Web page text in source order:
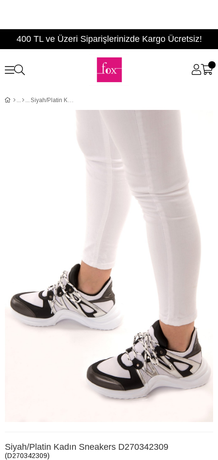
400 TL ve Üzeri Siparişlerinizde Kargo Ücretsiz!
Siyah/Platin Kadın Sneakers D270342309
Siyah/Platin Kadın Sneakers D270342309
(D270342309)